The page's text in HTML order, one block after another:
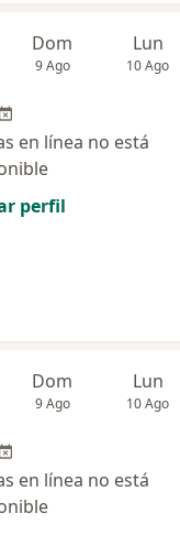
Dom
9 Ago
Lun
10 Ago
en línea no está
perfil
Dom
9 Ago
Lun
10 Ago
en línea no está